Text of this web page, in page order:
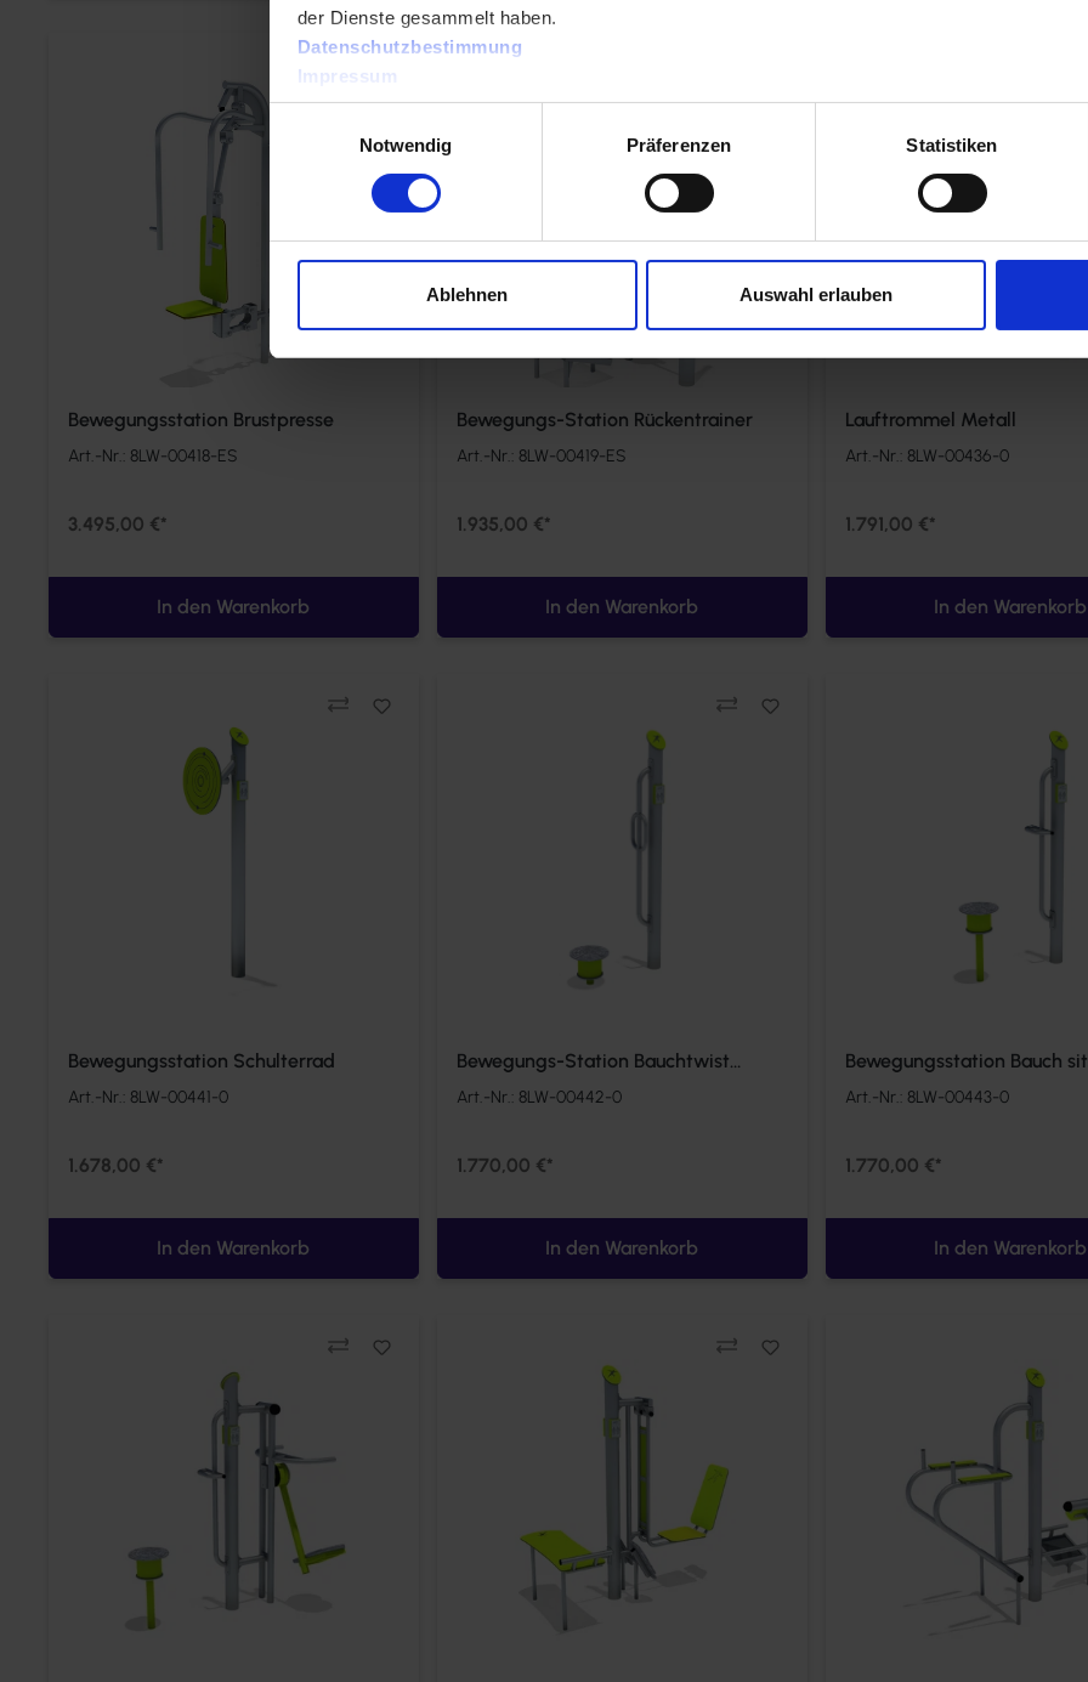
der Dienste gesammelt haben.
Datenschutzbestimmung
Impressum
Notwendig
Präferenzen Statistiken
Ablehnen Auswahl erlauben
Bewegungsstation Brustpresse
Art.-Nr.: 8LW-00418-ES
3.495,00 €*
Vergleichen
In den Warenkorb
Bewegungs-Station Rückentrainer
Art.-Nr.: 8LW-00419-ES
1.935,00 €*
In den Warenkorb
Lauftrommel Metall
Art.-Nr.: 8LW-00436-0
1.791,00 €*
In den Warenkorb
Bewegungsstation Schulterrad
Art.-Nr.: 8LW-00441-0
1.678,00 €*
In den Warenkorb
Bewegungs-Station Bauchtwist
stehend
Art.-Nr.: 8LW-00442-0
1.770,00 €*
In den Warenkorb
Bewegungsstation Bauch
Art.-Nr.: 8LW-00443-0
1.770,00 €*
In den Warenkorb